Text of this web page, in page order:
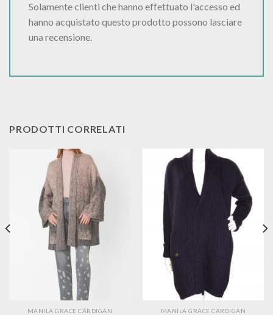
Solamente clienti che hanno effettuato l'accesso ed
hanno acquistato questo prodotto possono lasciare
una recensione.
PRODOTTI CORRELATI
MANILA GRACE CARDIGAN MANILA GRACE CARDIGAN